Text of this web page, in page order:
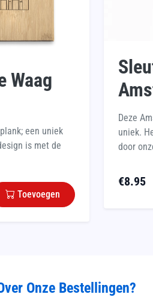
Waag
een uniek
is met de
Toevoegen
Deze
uniek.
door
€8.95
Onze Bestellingen?